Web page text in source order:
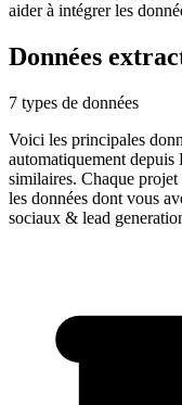
aider à intégrer les
Données
7 types de données
Voici les principales
automatiquement depuis
similaires. Chaque
les données dont vous
sociaux & lead